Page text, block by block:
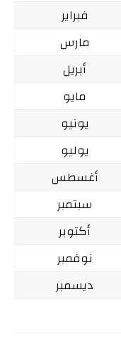
فبراير
مارس
أبريل
مايو
يونيو
يوليو
أغسطس
سبتمبر
أكتوبر
نوفمبر
ديسمبر